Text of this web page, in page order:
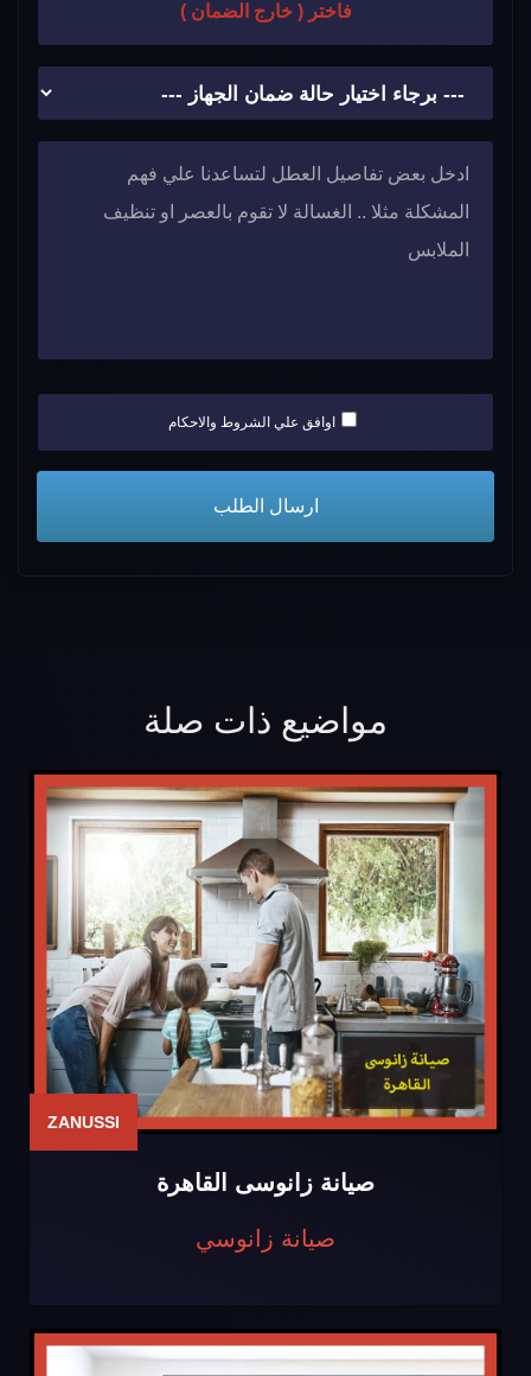
فاختر ( خارج الضمان )
اوافق علي الشروط والاحكام
مواضيع ذات صلة
ZANUSSI
صيانة زانوسى القاهرة
صيانة زانوسي